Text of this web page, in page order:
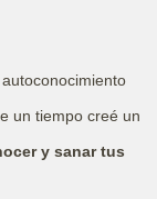
un tiempo creé un
y sanar tus